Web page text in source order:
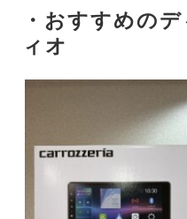
・ おすすめの
ィオ